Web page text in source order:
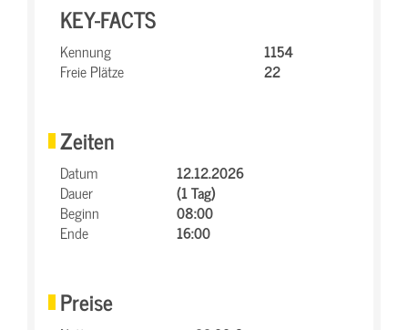
KEY-FACTS
Kennung
1154
Freie Plätze
22
Zeiten
Datum
12.12.2026
Dauer
(1 Tag)
Beginn
08:00
Ende
16:00
Preise